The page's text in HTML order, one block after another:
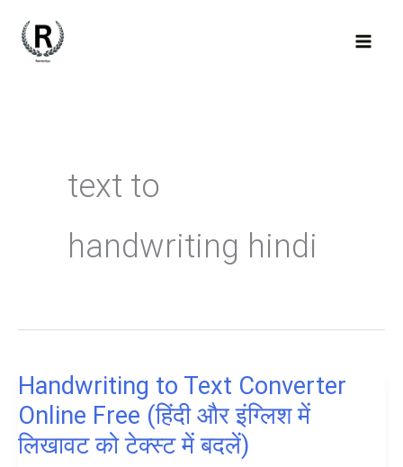
text to
handwriting hindi
Handwriting to Text Converter
Online Free (हिंदी और इंग्लिश में
लिखावट को टेक्स्ट में बदलें)